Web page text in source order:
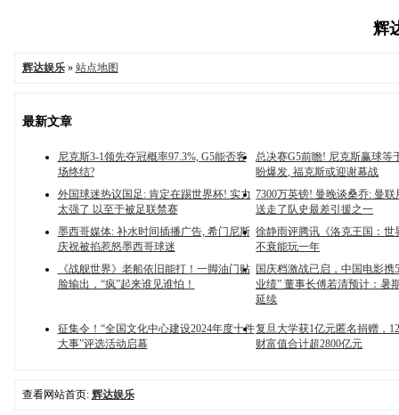
辉
辉达娱乐» 站点地图
最新文章
尼克斯3-1领先夺冠概率97.3%, G5能否客
场终结?
总决赛G5前瞻! 尼克斯赢球等
盼爆发, 福克斯或迎谢幕战
外国球迷热议国足: 肯定在踢世界杯! 实力
太强了 以至于被足联禁赛
7300万英镑! 曼晚谈桑乔: 曼联
送走了队史最差引援之一
墨西哥媒体: 补水时间插播广告, 希门尼斯
庆祝被掐惹怒墨西哥球迷
徐静雨评腾讯《洛克王国：世
不衰能玩一年
《战舰世界》老船依旧能打！一脚油门贴
脸输出，“疯”起来谁见谁怕！
国庆档激战已启，中国电影携
业绩” 董事长傅若清预计：暑
延续
征集令！“全国文化中心建设2024年度十件
大事”评选活动启幕
复旦大学获1亿元匿名捐赠，
财富值合计超2800亿元
查看网站首页: 辉达娱乐